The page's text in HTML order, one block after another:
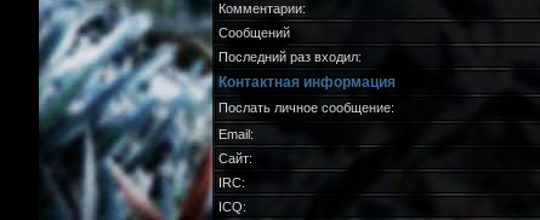
Комментарии:
Сообщений
Последний раз входил:
Контактная информация
Послать личное сообщение:
Email:
Сайт:
IRC:
ICQ: